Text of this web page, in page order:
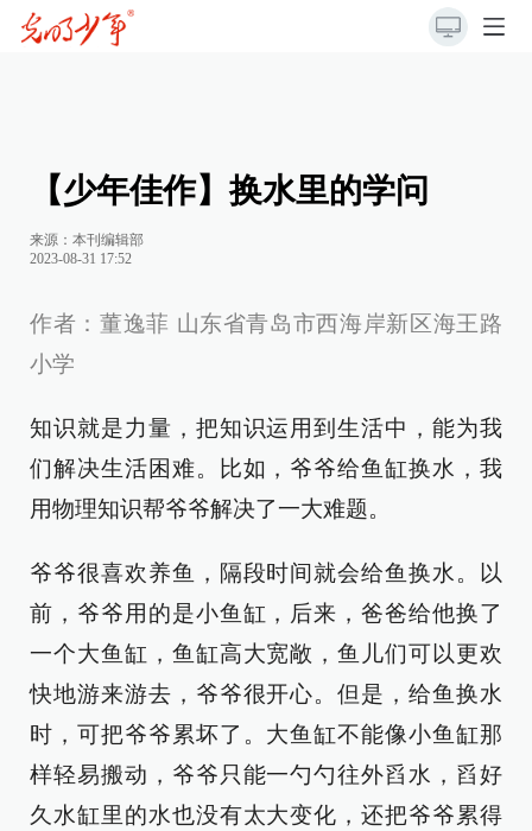
【少年佳作】换水里的学问
来源：本刊编辑部
2023-08-31 17:52
作者：董逸菲 山东省青岛市西海岸新区海王路
小学
知识就是力量，把知识运用到生活中，能为我
们解决生活困难。比如，爷爷给鱼缸换水，我
用物理知识帮爷爷解决了一大难题。
爷爷很喜欢养鱼，隔段时间就会给鱼换水。以
前，爷爷用的是小鱼缸，后来，爸爸给他换了
一个大鱼缸，鱼缸高大宽敞，鱼儿们可以更欢
快地游来游去，爷爷很开心。但是，给鱼换水
时，可把爷爷累坏了。大鱼缸不能像小鱼缸那
样轻易搬动，爷爷只能一勺勺往外舀水，舀好
久水缸里的水也没有太大变化，还把爷爷累得